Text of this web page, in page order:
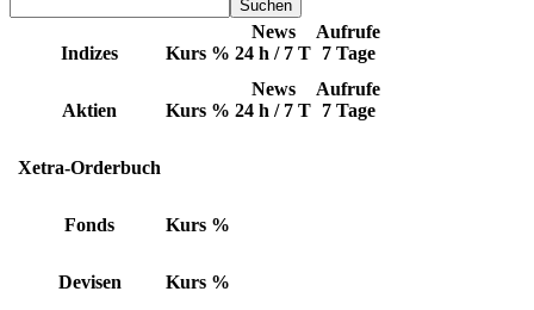
Indizes Kurs %
News
24 h / 7 T
Aufrufe
7 Tage
Aktien Kurs %
News
24 h / 7 T
Aufrufe
7 Tage
Xetra-Orderbuch
Fonds Kurs %
Devisen Kurs %